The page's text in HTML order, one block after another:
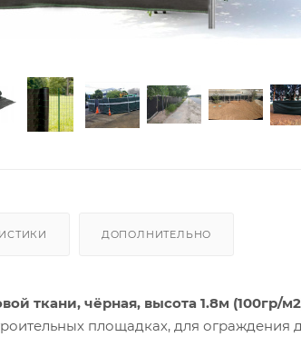
ДОПОЛНИТЕЛЬНО
ткани, чёрная, высота 1.8м (100гр/
площадках, для ограждения